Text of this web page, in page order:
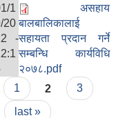
1
20
-
असहाय
बालबालिकालाई
सहायता प्रदान गर्ने
सम्बन्धि कार्यविधि
२०७८.pdf
1 2
3
last »